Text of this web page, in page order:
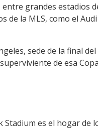
grandes estadios
la MLS, como el
sede de la final
de esa
Stadium es el hogar de